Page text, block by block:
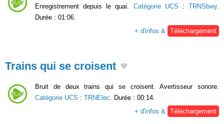
Enregistrement depuis le quai. Catégorie UCS :TRNSbwy.
Durée : 01:06.
+ d'infos & Téléchargement
Trains qui se croisent
Bruit de deux trains qui se croisent. Avertisseur sonore.
Catégorie UCS : TRNElec. Durée : 00:14.
+ d'infos & Téléchargement